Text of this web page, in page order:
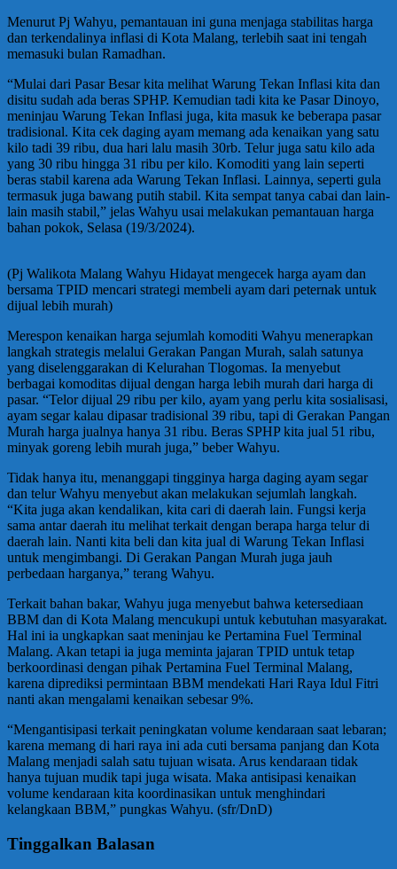
Menurut Pj Wahyu, pemantauan ini guna menjaga stabilitas harga
dan terkendalinya inflasi di Kota Malang, terlebih saat ini tengah
memasuki bulan Ramadhan.
“Mulai dari Pasar Besar kita melihat Warung Tekan Inflasi kita dan
disitu sudah ada beras SPHP. Kemudian tadi kita ke Pasar Dinoyo,
meninjau Warung Tekan Inflasi juga, kita masuk ke beberapa pasar
tradisional. Kita cek daging ayam memang ada kenaikan yang satu
kilo tadi 39 ribu, dua hari lalu masih 30rb. Telur juga satu kilo ada
yang 30 ribu hingga 31 ribu per kilo. Komoditi yang lain seperti
beras stabil karena ada Warung Tekan Inflasi. Lainnya, seperti gula
termasuk juga bawang putih stabil. Kita sempat tanya cabai dan lain-
lain masih stabil,” jelas Wahyu usai melakukan pemantauan harga
bahan pokok, Selasa (19/3/2024).
(Pj Walikota Malang Wahyu Hidayat mengecek harga ayam dan
bersama TPID mencari strategi membeli ayam dari peternak untuk
dijual lebih murah)
Merespon kenaikan harga sejumlah komoditi Wahyu menerapkan
langkah strategis melalui Gerakan Pangan Murah, salah satunya
yang diselenggarakan di Kelurahan Tlogomas. Ia menyebut
berbagai komoditas dijual dengan harga lebih murah dari harga di
pasar. “Telor dijual 29 ribu per kilo, ayam yang perlu kita sosialisasi,
ayam segar kalau dipasar tradisional 39 ribu, tapi di Gerakan Pangan
Murah harga jualnya hanya 31 ribu. Beras SPHP kita jual 51 ribu,
minyak goreng lebih murah juga,” beber Wahyu.
Tidak hanya itu, menanggapi tingginya harga daging ayam segar
dan telur Wahyu menyebut akan melakukan sejumlah langkah.
“Kita juga akan kendalikan, kita cari di daerah lain. Fungsi kerja
sama antar daerah itu melihat terkait dengan berapa harga telur di
daerah lain. Nanti kita beli dan kita jual di Warung Tekan Inflasi
untuk mengimbangi. Di Gerakan Pangan Murah juga jauh
perbedaan harganya,” terang Wahyu.
Terkait bahan bakar, Wahyu juga menyebut bahwa ketersediaan
BBM dan di Kota Malang mencukupi untuk kebutuhan masyarakat.
Hal ini ia ungkapkan saat meninjau ke Pertamina Fuel Terminal
Malang. Akan tetapi ia juga meminta jajaran TPID untuk tetap
berkoordinasi dengan pihak Pertamina Fuel Terminal Malang,
karena diprediksi permintaan BBM mendekati Hari Raya Idul Fitri
nanti akan mengalami kenaikan sebesar 9%.
“Mengantisipasi terkait peningkatan volume kendaraan saat lebaran;
karena memang di hari raya ini ada cuti bersama panjang dan Kota
Malang menjadi salah satu tujuan wisata. Arus kendaraan tidak
hanya tujuan mudik tapi juga wisata. Maka antisipasi kenaikan
volume kendaraan kita koordinasikan untuk menghindari
kelangkaan BBM,” pungkas Wahyu. (sfr/DnD)
Tinggalkan Balasan